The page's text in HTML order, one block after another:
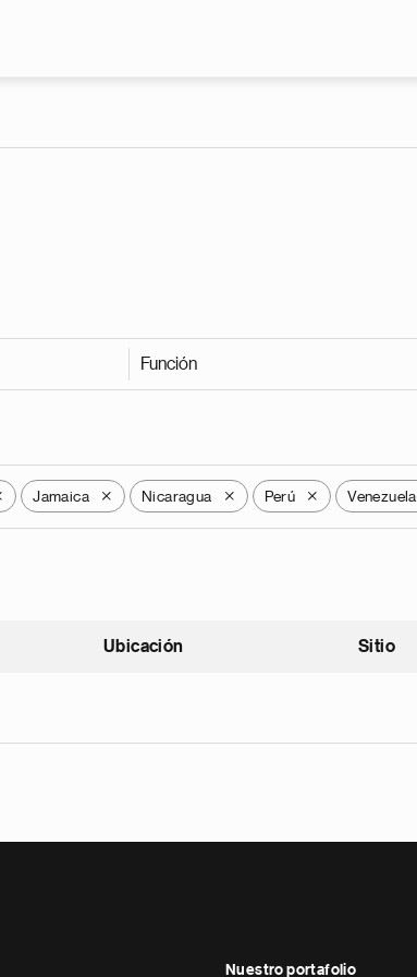
Función
Jamaica X Nicaragua X Perú X Venezuela
Ubicación Sitio
Nuestro portafolio